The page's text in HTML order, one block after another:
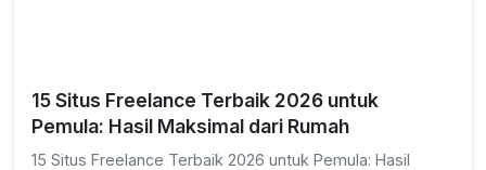
15 Situs Freelance Terbaik 2026 untuk
Pemula: Hasil Maksimal dari Rumah
15 Situs Freelance Terbaik 2026 untuk Pemula: Hasil